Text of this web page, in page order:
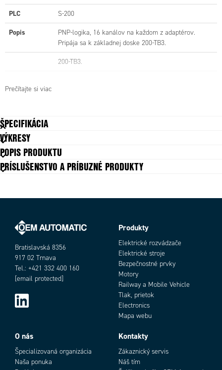
PLC S-200
Popis
PNP-logika, 16 kanálov na každom z adaptérov.
Pripája sa k základnej doske 200-TB3.
200-TB3.
Použitá
základná
doska
Prečítajte si viac
ŠPECIFIKÁCIA
VÝKRESY
POPIS PRODUKTU
PRÍSLUŠENSTVO A PRÍBUZNÉ PRODUKTY
Objednávacie číslo
Bratislavská 8356
917 02 Trnava
Tel.: +421 332 400 160
[email protected]
Produkty
Elektrické rozvádzače
Elektrické stroje
Bezpečnostné prvky
Motory
Railway a Mobile Vehicle
Tlak, prietok
Electronics
Mapa webu
O nás
Špecializovaná organizácia
Naša ponuka
Kontakty
Zákaznický servis
Náš tím